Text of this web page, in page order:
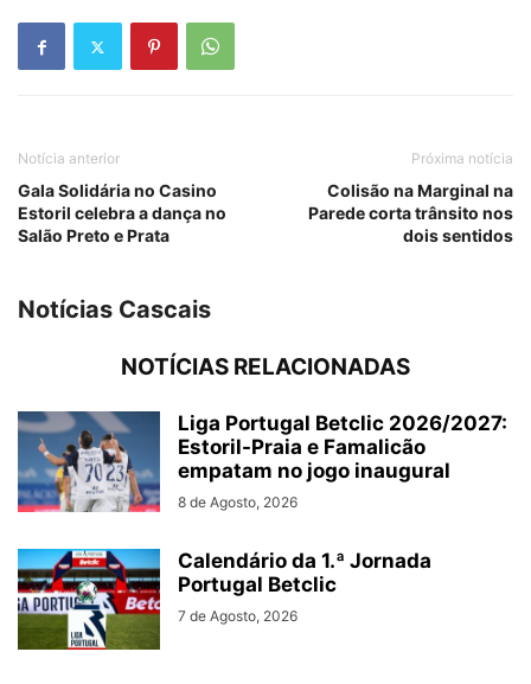
Notícia anterior
Gala Solidária no Casino
Estoril celebra a dança no
Salão Preto e Prata
Próxima notícia
Colisão na Marginal na
Parede corta trânsito nos
dois sentidos
Notícias Cascais
NOTÍCIAS RELACIONADAS
Liga Portugal Betclic 2026/2027:
Estoril-Praia e Famalicão
empatam no jogo inaugural
8 de Agosto, 2026
Calendário da 1.ª Jornada
Portugal Betclic
7 de Agosto, 2026